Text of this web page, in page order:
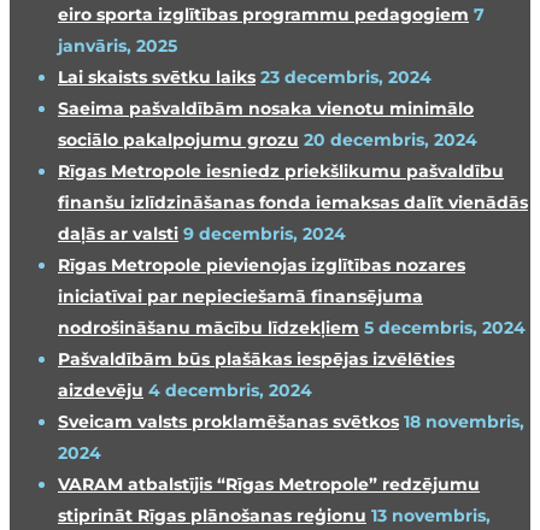
eiro sporta izglītības programmu pedagogiem 7
janvāris, 2025
Lai skaists svētku laiks 23 decembris, 2024
Saeima pašvaldībām nosaka vienotu minimālo
sociālo pakalpojumu grozu 20 decembris, 2024
Rīgas Metropole iesniedz priekšlikumu pašvaldību
finanšu izlīdzināšanas fonda iemaksas dalīt vienādās
daļās ar valsti 9 decembris, 2024
Rīgas Metropole pievienojas izglītības nozares
iniciatīvai par nepieciešamā finansējuma
nodrošināšanu mācību līdzekļiem 5 decembris, 2024
Pašvaldībām būs plašākas iespējas izvēlēties
aizdevēju 4 decembris, 2024
Sveicam valsts proklamēšanas svētkos 18 novembris,
2024
VARAM atbalstījis “Rīgas Metropole” redzējumu
stiprināt Rīgas plānošanas reģionu 13 novembris,